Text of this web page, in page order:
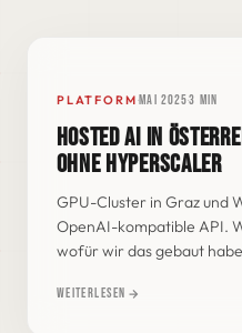
POST /v1/chat/completions
PLATFORM·Mai 2025·3 min
HOSTED AI IN
OHNE HYPERSCALER
GPU-Cluster in Graz und
OpenAI-kompatible API.
wofür wir das gebaut
Weiterlesen